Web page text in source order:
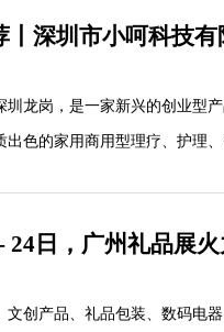
深圳市小呵科技有
圳龙岗，是一家新兴的创业型
出色的家用商用型理疗、护理
24日，广州礼品展
文创产品、礼品包装、数码电